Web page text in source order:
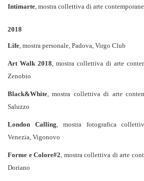
Intimarte, mostra collettiva di arte
2018
Life, mostra personale, Padova, Virgo Club
Art Walk 2018, mostra collettiva di arte
Zenobio
Black&White, mostra collettiva di arte
Saluzzo
London Calling, mostra fotografica
Venezia, Vigonovo
Forme e Colore#2, mostra collettiva di arte
Doriano